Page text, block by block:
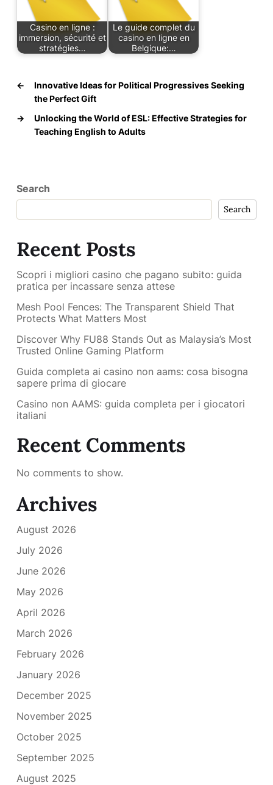
Casino en ligne :
immersion, sécurité et
stratégies…
Le guide complet du
casino en ligne en
Belgique:…
←
Innovative Ideas for Political Progressives Seeking
the Perfect Gift
→
Unlocking the World of ESL: Effective Strategies for
Teaching English to Adults
Search
Search
Recent Posts
Scopri i migliori casino che pagano subito: guida
pratica per incassare senza attese
Mesh Pool Fences: The Transparent Shield That
Protects What Matters Most
Discover Why FU88 Stands Out as Malaysia’s Most
Trusted Online Gaming Platform
Guida completa ai casino non aams: cosa bisogna
sapere prima di giocare
Casino non AAMS: guida completa per i giocatori
italiani
Recent Comments
No comments to show.
Archives
August 2026
July 2026
June 2026
May 2026
April 2026
March 2026
February 2026
January 2026
December 2025
November 2025
October 2025
September 2025
August 2025